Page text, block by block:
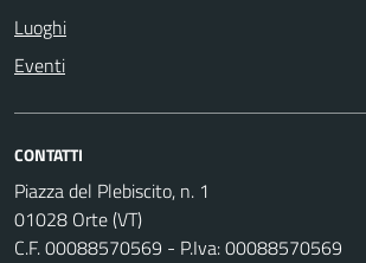
Luoghi
Eventi
CONTATTI
Piazza del Plebiscito, n. 1
01028 Orte (VT)
C.F. 00088570569 - P.Iva: 00088570569